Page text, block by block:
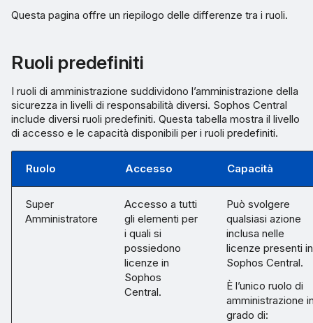
Questa pagina offre un riepilogo delle differenze tra i ruoli.
Ruoli predefiniti
I ruoli di amministrazione suddividono l’amministrazione della
sicurezza in livelli di responsabilità diversi. Sophos Central
include diversi ruoli predefiniti. Questa tabella mostra il livello
di accesso e le capacità disponibili per i ruoli predefiniti.
Ruolo Accesso Capacità
Super
Amministratore
Accesso a tutti
gli elementi per
i quali si
possiedono
licenze in
Sophos
Central.
Può svolgere
qualsiasi azione
inclusa nelle
licenze presenti in
Sophos Central.
È l’unico ruolo di
amministrazione
grado di: